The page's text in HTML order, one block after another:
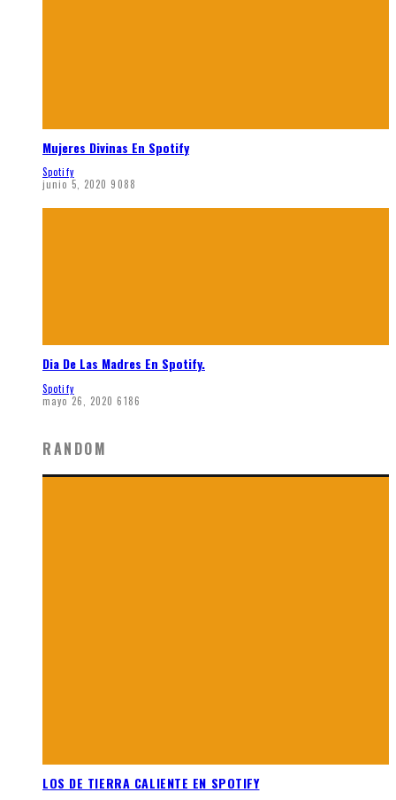
Mujeres Divinas En Spotify
Spotify
junio 5, 2020 9088
Dia De Las Madres En Spotify.
Spotify
mayo 26, 2020 6186
RANDOM
LOS DE TIERRA CALIENTE EN SPOTIFY